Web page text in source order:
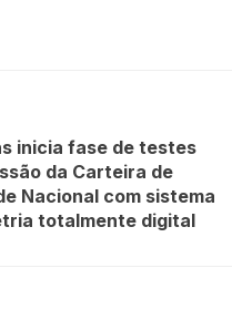
inicia fase de testes
da Carteira de
Nacional com sistema
totalmente digital